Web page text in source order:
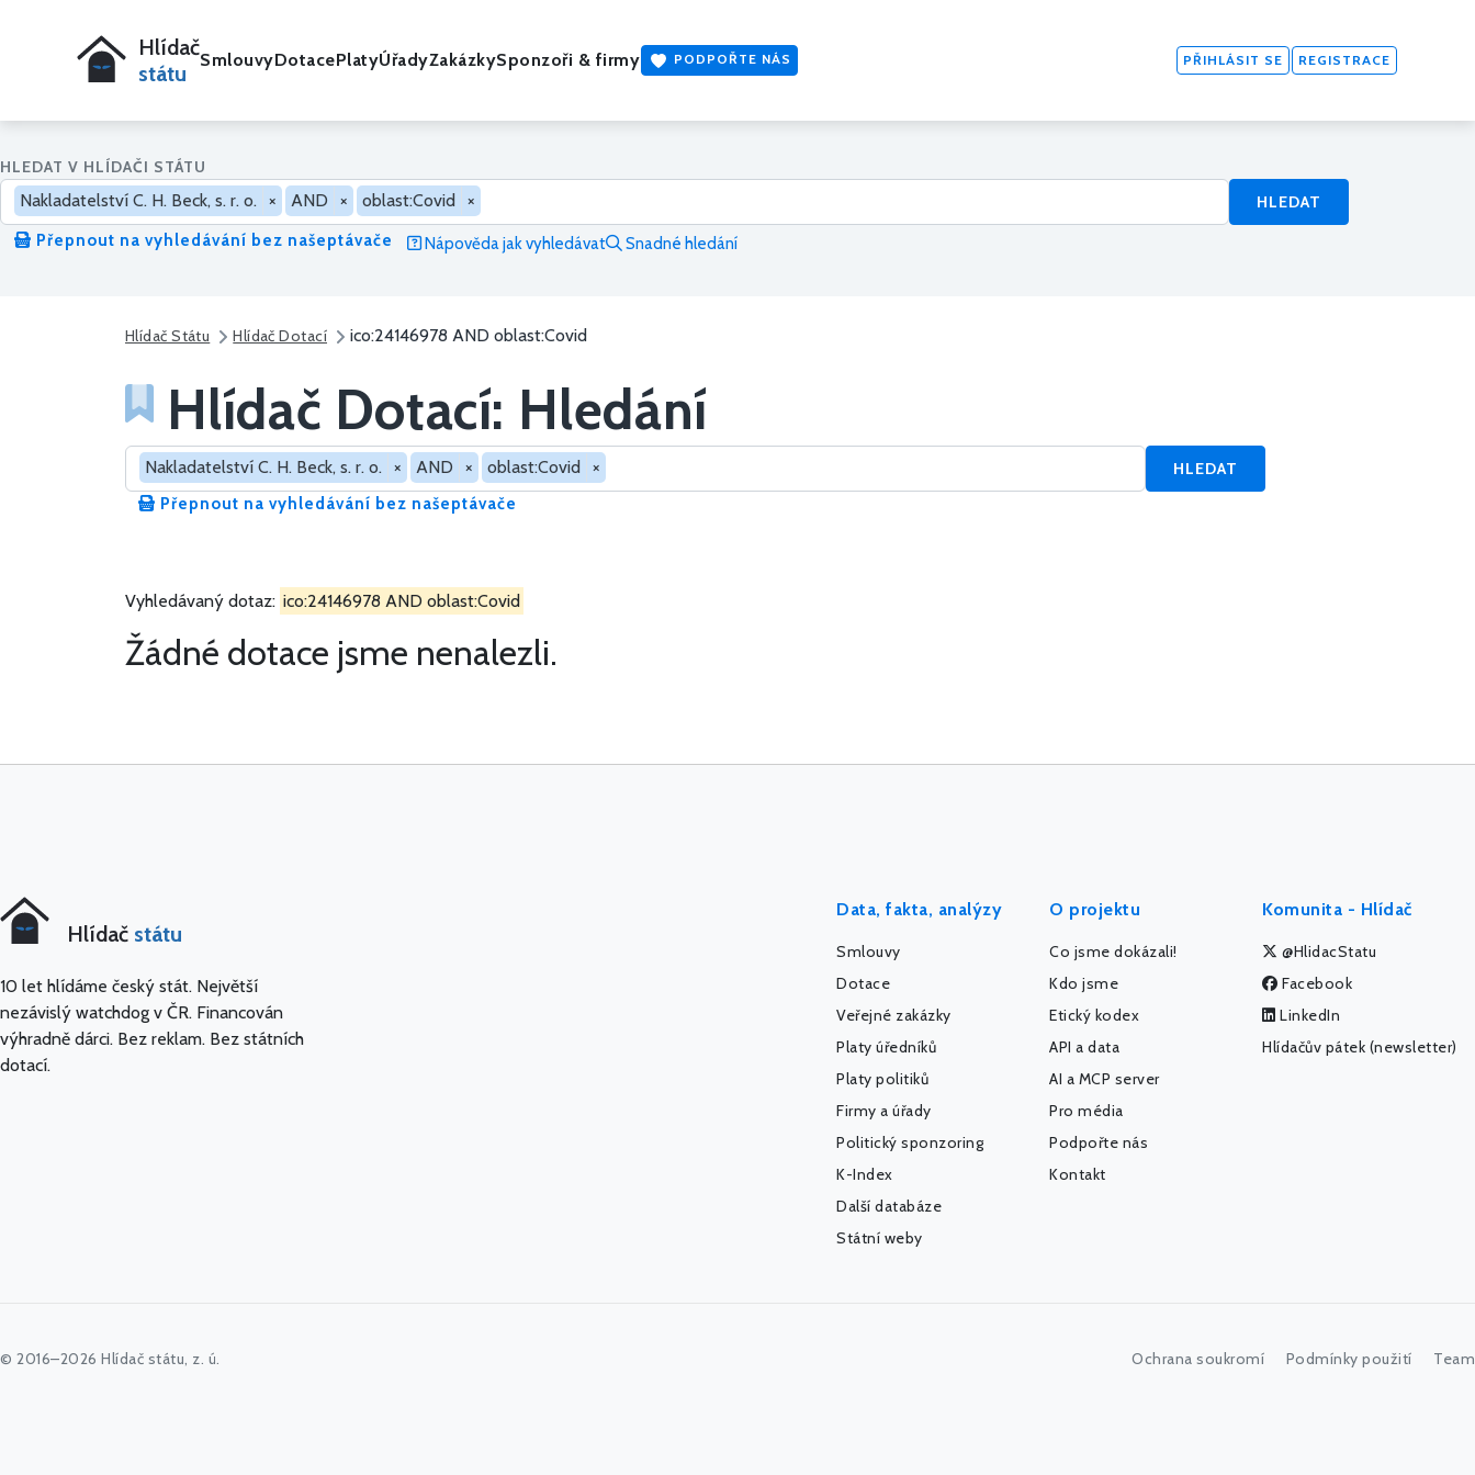
Hlídač
státu
SmlouvyDotacePlatyÚřadyZakázkySponzoři & firmy PODPOŘTE NÁS PŘIHLÁSIT SE REGISTRACE
HLEDAT V HLÍDAČI STÁTU
Nakladatelství C. H. Beck, s. r. o. × AND × oblast:Covid ×
HLEDAT
Přepnout na vyhledávání bez našeptávače
Nápověda jak vyhledávat Snadné hledání
Hlídač Státu Hlídač Dotací ico:24146978 AND oblast:Covid
Hlídač Dotací: Hledání
Hledat v dotacích
Nakladatelství C. H. Beck, s. r. o. × AND × oblast:Covid ×
HLEDAT
Přepnout na vyhledávání bez našeptávače
Vyhledávaný dotaz: ico:24146978 AND oblast:Covid
Žádné dotace jsme nenalezli.
Hlídač státu
10 let hlídáme český stát. Největší
nezávislý watchdog v ČR. Financován
výhradně dárci. Bez reklam. Bez státních
dotací.
Data, fakta, analýzy
Smlouvy
Dotace
Veřejné zakázky
Platy úředníků
Platy politiků
Firmy a úřady
Politický sponzoring
K-Index
Další databáze
Státní weby
O projektu
Co jsme dokázali!
Kdo jsme
Etický kodex
API a data
AI a MCP server
Pro média
Podpořte nás
Kontakt
Komunita - Hlídač
@HlidacStatu
Facebook
LinkedIn
Hlídačův pátek (newsletter)
© 2016–2026 Hlídač státu, z. ú. Ochrana soukromí Podmínky použití Team